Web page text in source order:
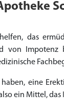
das
von
eine
ein Mittel,